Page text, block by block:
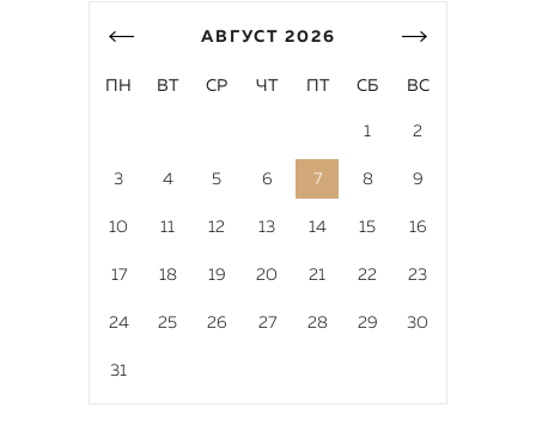
АВГУСТ 2026
ПН ВТ СР ЧТ ПТ СБ ВС
1 2
3 4 5 6 7 8 9
10 11 12 13 14 15 16
17 18 19 20 21 22 23
24 25 26 27 28 29 30
31